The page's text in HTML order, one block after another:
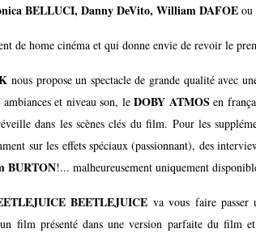
BELLUCI, Danny DeVito, William DAFOE ou
de home cinéma et qui donne envie de revoir le
nous propose un spectacle de grande qualité avec
et niveau son, leDOBY ATMOS en
dans les scènes clés du film. Pour les
sur les effets spéciaux (passionnant), des
BURTON!... malheureusement uniquement
BEETLEJUICE va vous faire passer
film présenté dans une version parfaite du film